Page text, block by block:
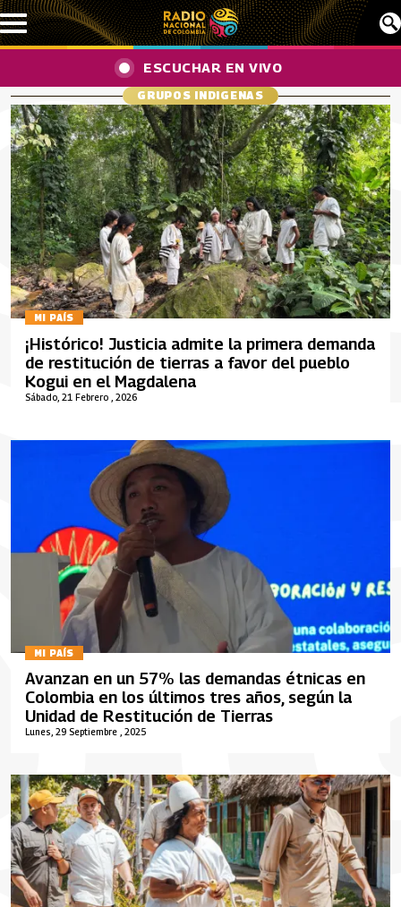
Pasar al contenido principal
ESCUCHAR EN VIVO
GRUPOS INDIGENAS
MI PAÍS
Sábado, 21 Febrero , 2026
¡Histórico! Justicia admite la primera demanda
de restitución de tierras a favor del pueblo
Kogui en el Magdalena
MI PAÍS
Lunes, 29 Septiembre , 2025
Avanzan en un 57% las demandas étnicas en
Colombia en los últimos tres años, según la
Unidad de Restitución de Tierras